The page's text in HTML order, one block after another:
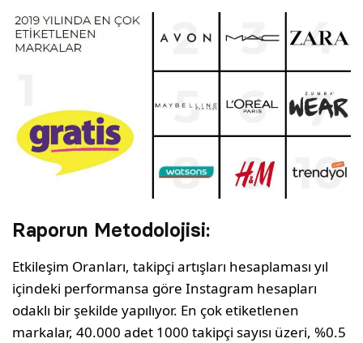
Raporun Metodolojisi:
Etkileşim Oranları, takipçi artışları hesaplaması yıl
içindeki performansa göre Instagram hesapları
odaklı bir şekilde yapılıyor. En çok etiketlenen
markalar, 40.000 adet 1000 takipçi sayısı üzeri, %0.5